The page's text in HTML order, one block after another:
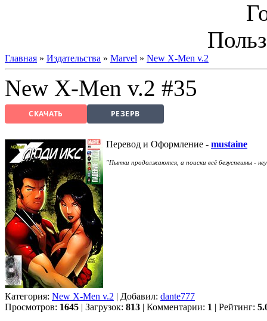
Главная » Издательства » Marvel » New X-Men v.2
New X-Men v.2 #35
СКАЧАТЬ РЕЗЕРВ
Перевод и Оформление - mustaine
"Пытки продолжаются, а поиски всё безуспешны -
Категория: New X-Men v.2 | Добавил: dante777
Просмотров: 1645 | Загрузок: 813 | Комментарии: 1 | Рейтинг: